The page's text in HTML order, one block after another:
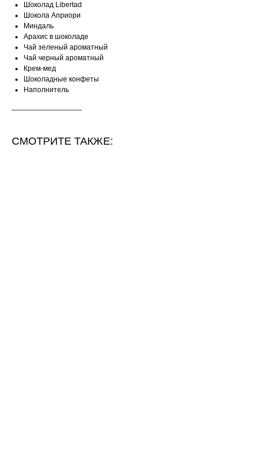
Шоколад Libertad
Шокола Априори
Миндаль
Арахис в шоколаде
Чай зеленый ароматный
Чай черный ароматный
Крем-мед
Шоколадные конфеты
Наполнитель
СМОТРИТЕ ТАКЖЕ: